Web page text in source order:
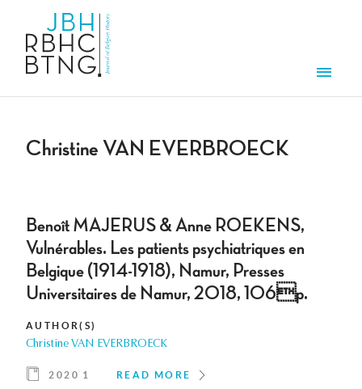
Christine VAN EVERBROECK
Benoît MAJERUS & Anne ROEKENS,
Vulnérables. Les patients psychiatriques en
Belgique (1914-1918), Namur, Presses
Universitaires de Namur, 2018, 106p.
AUTHOR(S)
Christine VAN EVERBROECK
2020 1 READ MORE